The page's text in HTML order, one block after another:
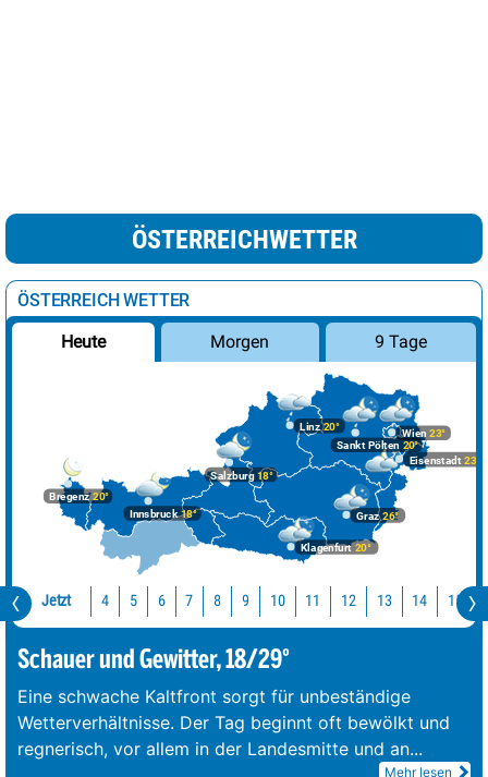
ÖSTERREICHWETTER
ÖSTERREICH WETTER
Heute Morgen 9 Tage
Bregenz20°
Graz26°
Innsbruck18°
Klagenfurt 20°
Linz20°
Salzburg18°
Wien 23°
Eisenstadt 23°
Sankt Pölten 20°
Jetzt 4 5 6 7 8 9 10 11 12 13 14 15
Schauer und Gewitter, 18/29°
Eine schwache Kaltfront sorgt für unbeständige
Wetterverhältnisse. Der Tag beginnt oft bewölkt und
regnerisch, vor allem in der Landesmitte und an...
Mehr lesen